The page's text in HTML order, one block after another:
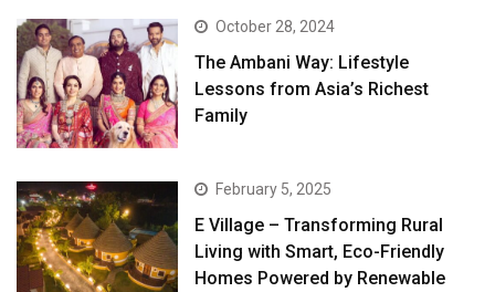
October 28, 2024
The Ambani Way: Lifestyle
Lessons from Asia’s Richest
Family
February 5, 2025
E Village – Transforming Rural
Living with Smart, Eco-Friendly
Homes Powered by Renewable